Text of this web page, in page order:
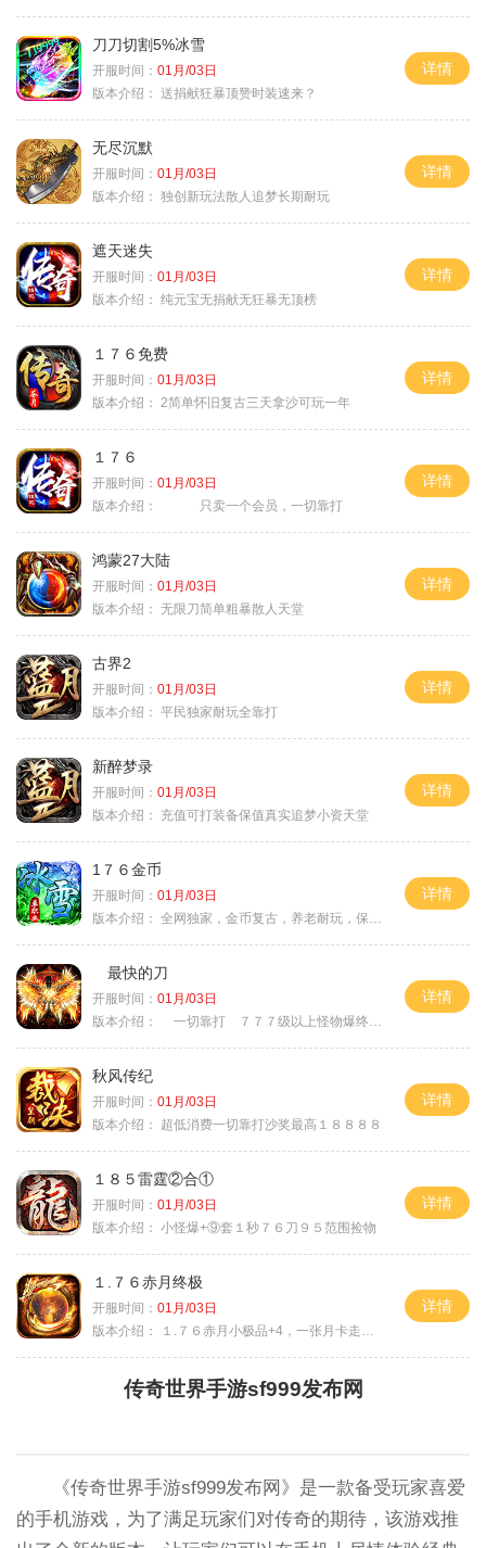
刀刀切割5%冰雪
开服时间： 01月/03日
版本介绍： 送捐献狂暴顶赞时装速来？
详情
无尽沉默
开服时间： 01月/03日
版本介绍： 独创新玩法散人追梦长期耐玩
详情
遮天迷失
开服时间： 01月/03日
版本介绍： 纯元宝无捐献无狂暴无顶榜
详情
１７６免费
开服时间： 01月/03日
版本介绍： 2简单怀旧复古三天拿沙可玩一年
详情
１７６
开服时间： 01月/03日
版本介绍：
只卖一个会员，一切靠打
详情
鸿蒙27大陆
开服时间： 01月/03日
版本介绍： 无限刀简单粗暴散人天堂
详情
古界2
开服时间： 01月/03日
版本介绍： 平民独家耐玩全靠打
详情
新醉梦录
开服时间： 01月/03日
版本介绍：
充值可打装备保值真实追梦小资天堂
详情
1７６金币
开服时间： 01月/03日
版本介绍： 全网独家，金币复古，养老耐玩，保底回収
详情
最快的刀
开服时间： 01月/03日
版本介绍：
一切靠打 ７７７级以上怪物爆终极
详情
秋风传纪
开服时间： 01月/03日
版本介绍：
超低消费一切靠打沙奖最高１８８８８
详情
１８５雷霆②合①
开服时间： 01月/03日
版本介绍： 小怪爆+⑨套１秒７６刀９５范围捡物
详情
１.７６赤月终极
开服时间： 01月/03日
版本介绍：
１.７６赤月小极品+4，一张月卡走天涯c
详情
传奇世界手游sf999发布网
《传奇世界手游sf999发布网》是一款备受玩家喜爱
的手机游戏，为了满足玩家们对传奇的期待，该游戏推